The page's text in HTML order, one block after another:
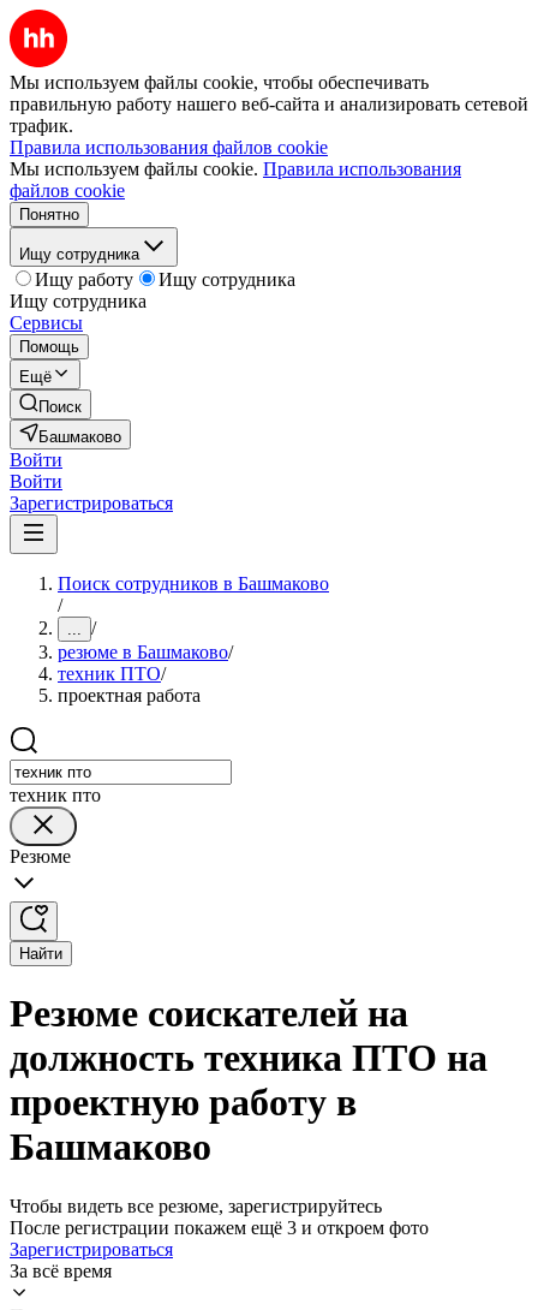
Мы используем файлы cookie, чтобы обеспечивать
правильную работу нашего веб-сайта и анализировать сетевой
трафик.
Правила использования файлов cookie
Мы используем файлы cookie. Правила использования
файлов cookie
Понятно
Ищу сотрудника
Ищу работу
Ищу сотрудника
Ищу сотрудника
Сервисы
Помощь
Ещё
Поиск
Башмаково
Войти
Войти
Зарегистрироваться
Поиск сотрудников в Башмаково
/
... /
резюме в Башмаково/
техник ПТО/
проектная работа
техник пто
Резюме
Найти
Резюме соискателей на
должность техника ПТО на
проектную работу в
Башмаково
Чтобы видеть все резюме, зарегистрируйтесь
После регистрации покажем ещё 3 и откроем фото
Зарегистрироваться
За всё время